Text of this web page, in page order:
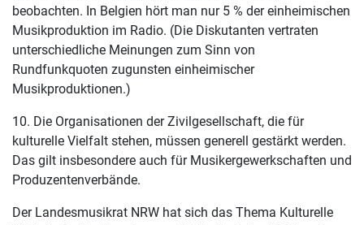
beobachten. In Belgien hört man nur 5 % der einheimischen
Musikproduktion im Radio. (Die Diskutanten vertraten
unterschiedliche Meinungen zum Sinn von
Rundfunkquoten zugunsten einheimischer
Musikproduktionen.)
10. Die Organisationen der Zivilgesellschaft, die für
kulturelle Vielfalt stehen, müssen generell gestärkt werden.
Das gilt insbesondere auch für Musikergewerkschaften und
Produzentenverbände.
Der Landesmusikrat NRW hat sich das Thema Kulturelle